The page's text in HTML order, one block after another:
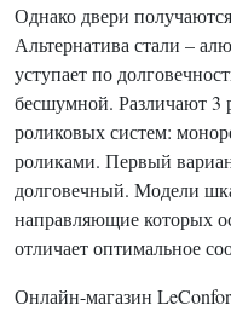
Однако двери
Альтернатива стали –
уступает по
бесшумной. Различают 3
роликовых систем:
роликами. Первый
долговечный. Модели
направляющие которых
отличает оптимальное
Онлайн-магазин